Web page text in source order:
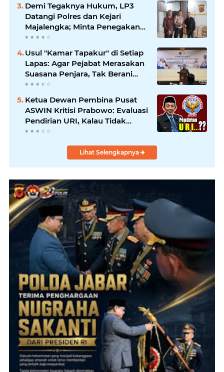
KEJAKSAAN
Demi Tegaknya Hukum, LP3
Datangi Polres dan Kejari
Majalengka; Minta Penegakan
Proporsional: Restoratif untuk
Oknum
Usul "Kamar Tapakur" di Setiap
Lapas: Agar Pejabat Merasakan
Suasana Penjara, Tak Berani
Korupsi dan Menyalahgunakan
Ketua Dewan Pembina Pusat
ASWIN Kritisi Prabowo: Evaluasi
Pendirian URI, Kalau Tidak
Mendesak Sebaiknya
Lihat Selengkapnya